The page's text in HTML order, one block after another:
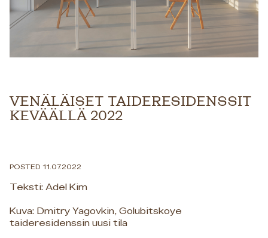
VENÄLÄISET TAIDERESIDENSSIT
KEVÄÄLLÄ 2022
POSTED 11.07.2022
Teksti: Adel Kim
Kuva: Dmitry Yagovkin, Golubitskoye
taideresidenssin uusi tila